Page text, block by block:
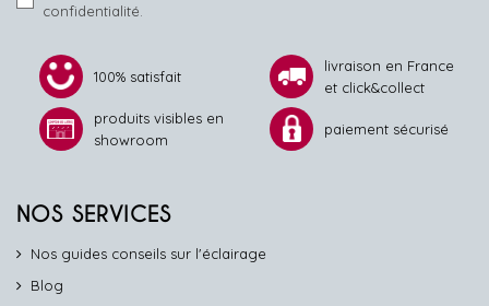
confidentialité.
100% satisfait
livraison en France
et click&collect
produits visibles en
showroom
paiement sécurisé
NOS SERVICES
Nos guides conseils sur l'éclairage
Blog